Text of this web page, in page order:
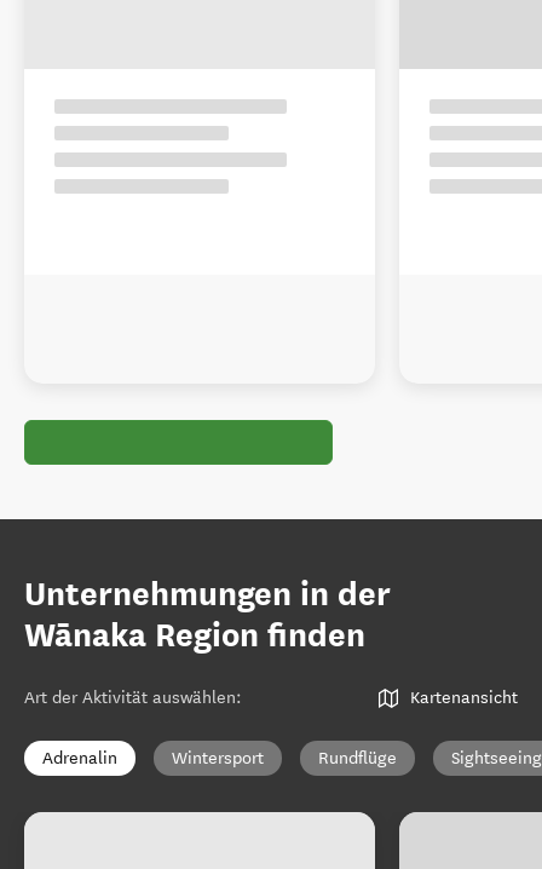
Unternehmungen in der
Wānaka Region finden
Art der Aktivität auswählen: Kartenansicht
Adrenalin Wintersport Rundflüge Sightseeing